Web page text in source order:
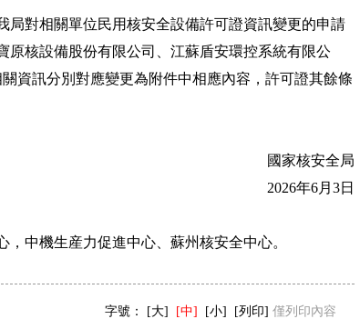
對相關單位民用核安全設備許可證資訊變更的申請
核設備股份有限公司、江蘇盾安環控系統有限公
資訊分別對應變更為附件中相應內容，許可證其餘條
國家核安全局
2026年6月3日
中機生産力促進中心、蘇州核安全中心。
字號： [大] [中] [小] [列印] 僅列印內容